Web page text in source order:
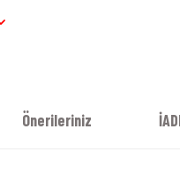
Önerileriniz